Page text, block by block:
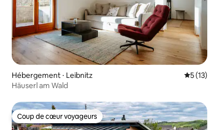
Hébergement ⋅ Leibnitz
5 (13)
Häuserl am Wald
Coup de cœur voyageurs
Coup de cœur voyageurs